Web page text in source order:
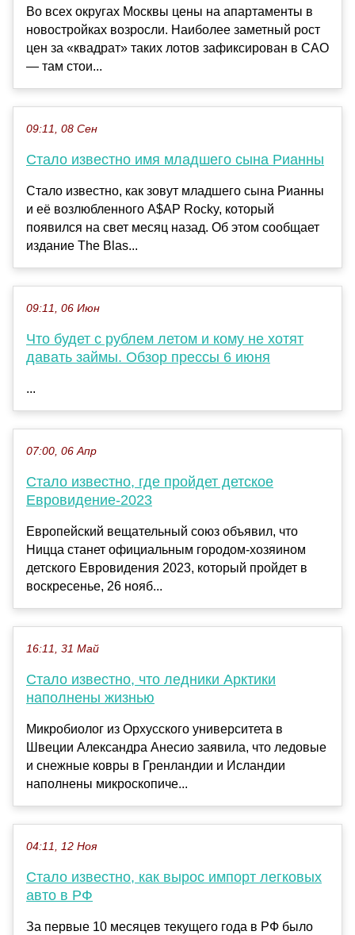
Во всех округах Москвы цены на апартаменты в
новостройках возросли. Наиболее заметный рост
цен за «квадрат» таких лотов зафиксирован в САО
— там стои...
09:11, 08 Сен
Стало известно имя младшего сына Рианны
Стало известно, как зовут младшего сына Рианны
и её возлюбленного A$AP Rocky, который
появился на свет месяц назад. Об этом сообщает
издание The Blas...
09:11, 06 Июн
Что будет с рублем летом и кому не хотят
давать займы. Обзор прессы 6 июня
...
07:00, 06 Апр
Стало известно, где пройдет детское
Евровидение-2023
Европейский вещательный союз объявил, что
Ницца станет официальным городом-хозяином
детского Евровидения 2023, который пройдет в
воскресенье, 26 нояб...
16:11, 31 Май
Стало известно, что ледники Арктики
наполнены жизнью
Микробиолог из Орхусского университета в
Швеции Александра Анесио заявила, что ледовые
и снежные ковры в Гренландии и Исландии
наполнены микроскопиче...
04:11, 12 Ноя
Стало известно, как вырос импорт легковых
авто в РФ
За первые 10 месяцев текущего года в РФ было